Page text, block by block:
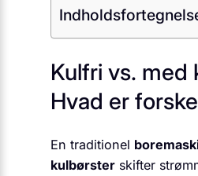
Kulfri vs. med
Hvad er
En traditionel
kulbørster skifter